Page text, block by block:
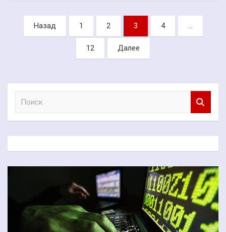
Пагинация
записей
Назад 1 2 3 4 …
12 Далее
к